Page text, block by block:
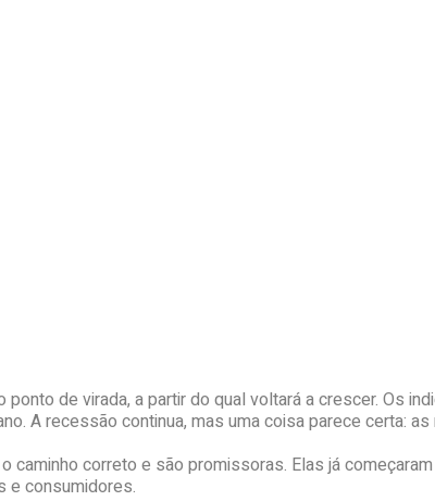
ponto de virada, a partir do qual voltará a crescer. Os
A recessão continua, mas uma coisa parece certa:
correto e são promissoras. Elas já
e consumidores.